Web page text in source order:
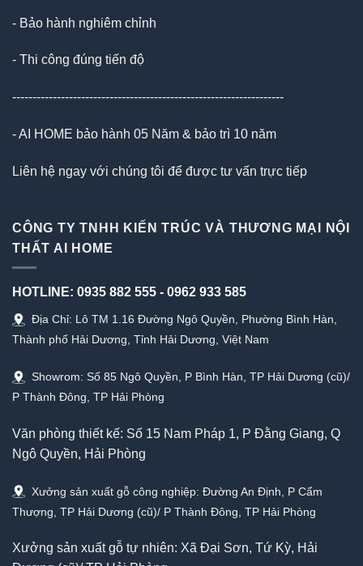
- Bảo hành nghiêm chỉnh
- Thi công đúng tiến độ
-------------------------------------------------------------------
- AI HOME bảo hành 05 Năm & bảo trì 10 năm
Liên hệ ngay với chúng tôi để được tư vấn trực tiếp
CÔNG TY TNHH KIẾN TRÚC VÀ THƯƠNG MẠI NỘI
THẤT AI HOME
HOTLINE: 0935 882 555 - 0962 933 585
Địa Chỉ: Lô TM 1.16 Đường Ngô Quyền, Phường Bình Hàn,
Thành phố Hải Dương, Tỉnh Hải Dương, Việt Nam
Showrom: Số 85 Ngô Quyền, P Bình Hàn, TP Hải Dương (cũ)/
P Thành Đông, TP Hải Phòng
Văn phòng thiết kế: Số 15 Nam Pháp 1, P Đằng Giang, Q
Ngô Quyền, Hải Phòng
Xưởng sản xuất gỗ công nghiệp: Đường An Định, P Cẩm
Thượng, TP Hải Dương (cũ)/ P Thành Đông, TP Hải Phòng
Xưởng sản xuất gỗ tự nhiên: Xã Đại Sơn, Tứ Kỳ, Hải